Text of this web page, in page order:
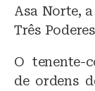
Asa Norte,
Três
O tenente-
de ordens